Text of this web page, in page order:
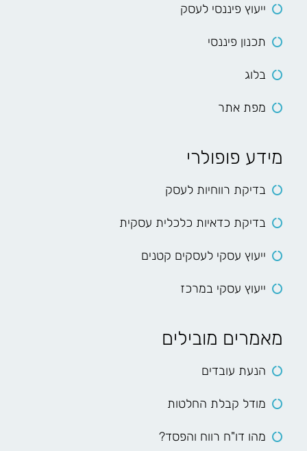
ייעוץ פיננסי לעסק
תכנון פיננסי
בלוג
מפת אתר
מידע פופולרי
בדיקת רווחיות לעסק
בדיקת כדאיות כלכלית עסקית
ייעוץ עסקי לעסקים קטנים
ייעוץ עסקי במרכז
מאמרים מובילים
הנעת עובדים
מודל קבלת החלטות
מהו דו"ח רווח והפסד?